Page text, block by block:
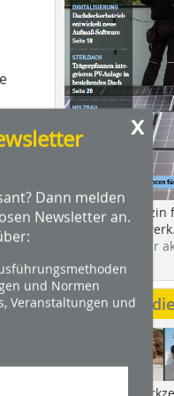
x
Dann melden
Newsletter an.
und Normen
Veranstaltungen und
Das Profimagazin
Holzbauhandwerk.
Hier geht es zur
dach+holzbau.
Weitere
Videos von